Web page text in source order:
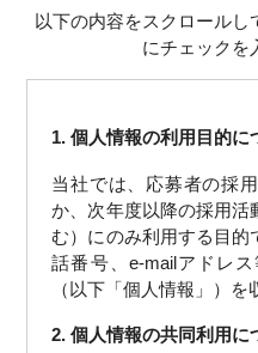
以下の内容をスクロールし
にチェックを
1. 個人情報の利用目的に
当社では、応募者の採
か、次年度以降の採用活
む）にのみ利用する目的
話番号、e-mailアドレ
（以下「個人情報」）を
2. 個人情報の共同利用に